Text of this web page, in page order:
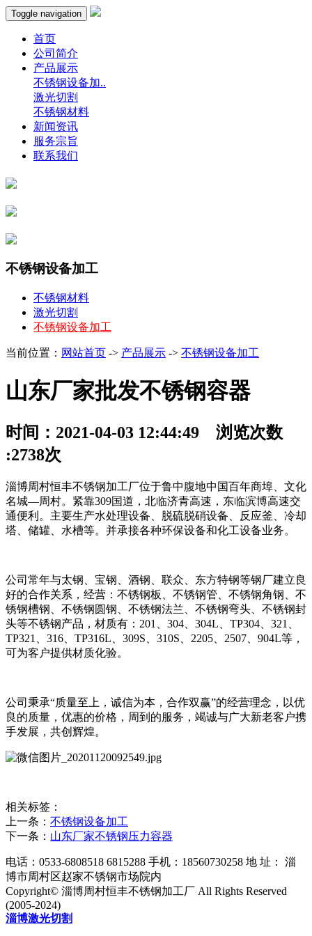
Toggle navigation
首页
公司简介
产品展示
不锈钢设备加..
激光切割
不锈钢材料
新闻资讯
服务宗旨
联系我们
不锈钢设备加工
不锈钢材料
激光切割
不锈钢设备加工
当前位置： 网站首页 -> 产品展示 -> 不锈钢设备加工
山东厂家批发不锈钢容器
时间：2021-04-03 12:44:49 浏览次数
:2738次
淄博周村恒丰不锈钢加工厂位于鲁中腹地中国百年商埠、文化
名城—周村。紧靠309国道，北临济青高速，东临滨博高速交
通便利。主要生产水处理设备、脱硫脱硝设备、反应釜、冷却
塔、储罐、水槽等。并承接各种环保设备和化工设备业务。
公司常年与太钢、宝钢、酒钢、联众、东方特钢等钢厂建立良
好的合作关系，经营：不锈钢板、不锈钢管、不锈钢角钢、不
锈钢槽钢、不锈钢圆钢、不锈钢法兰、不锈钢弯头、不锈钢封
头等不锈钢产品，材质有：201、304、304L、TP304、321、
TP321、316、TP316L、309S、310S、2205、2507、904L等，
可为客户提供材质化验。
公司秉承“质量至上，诚信为本，合作双赢”的经营理念，以优
良的质量，优惠的价格，周到的服务，竭诚与广大新老客户携
手发展，共创辉煌。
相关标签：
上一条： 不锈钢设备加工
下一条： 山东厂家不锈钢压力容器
电话：0533-6808518 6815288 手机：18560730258 地 址： 淄
博市周村区赵家不锈钢市场院内
Copyright© 淄博周村恒丰不锈钢加工厂 All Rights Reserved
(2005-2024)
淄博激光切割